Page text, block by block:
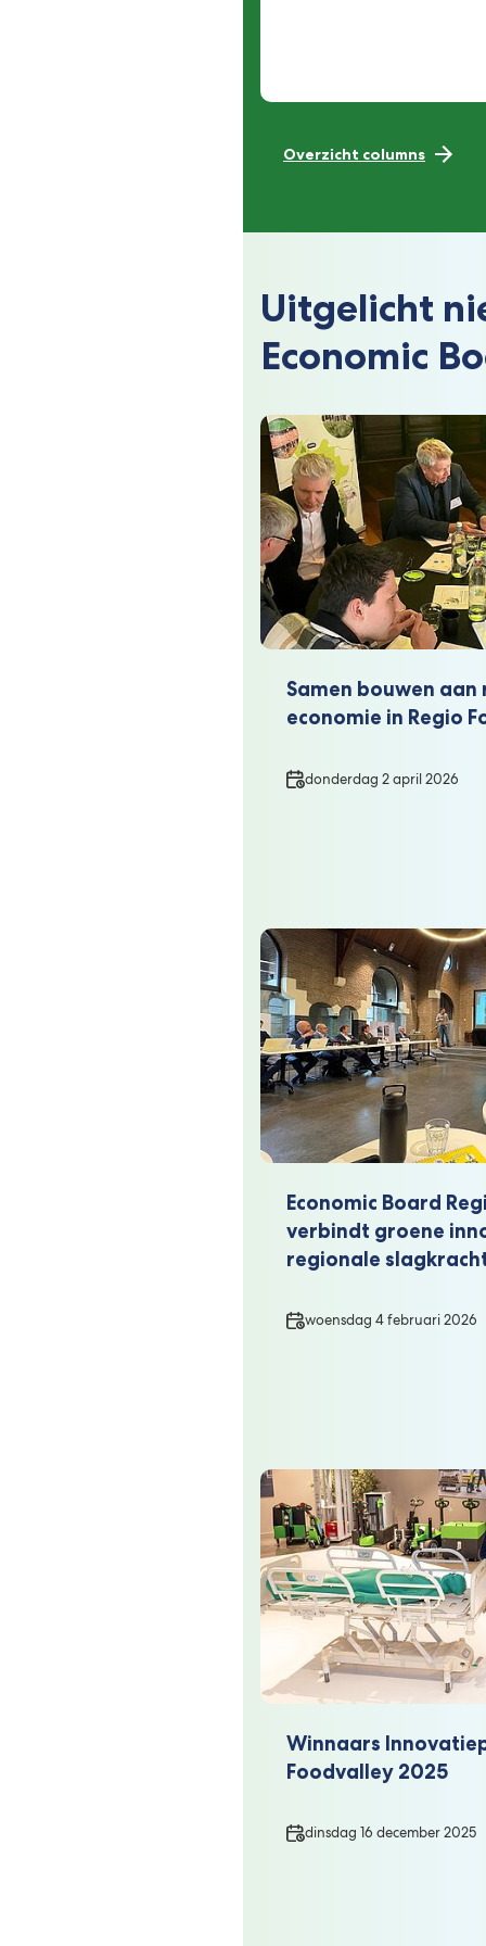
Overzicht columns
Uitgelicht
Economic
Samen bouwen
economie in Regio
Datum
donderdag 2 april 2026
Economic Board
verbindt groene
regionale
Datum
woensdag 4 februari 2026
Winnaars
Foodvalley 2025
Datum
dinsdag 16 december 2025